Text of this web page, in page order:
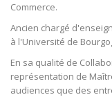
Commerce.
Ancien chargé
à l'Université de
En sa qualité de
représentation de
audiences que des